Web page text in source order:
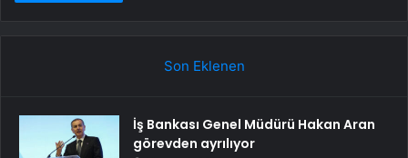
Son Eklenen
İş Bankası Genel Müdürü Hakan Aran
görevden ayrılıyor